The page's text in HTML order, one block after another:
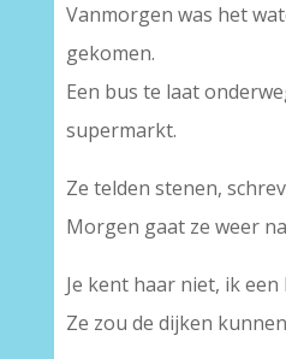
Vanmorgen was het
gekomen.
Een bus te laat
supermarkt.
Ze telden stenen,
Morgen gaat ze weer
Je kent haar niet, ik een
Ze zou de dijken